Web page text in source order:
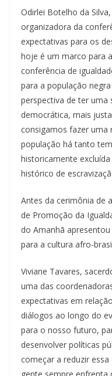
Odirlei Botelho da
organizadora da
expectativas para os
hoje é um marco para
conferência de
para a população
perspectiva de ter uma
democrática, mais
consigamos fazer uma
população há tanto
historicamente
histórico de
Antes da cerimônia de
de Promoção da
do Amanhã
para a cultura afro-
Viviane Tavares,
uma das
expectativas em
diálogos ao longo do
para o nosso futuro,
desenvolver políticas
começar a reduzir essa